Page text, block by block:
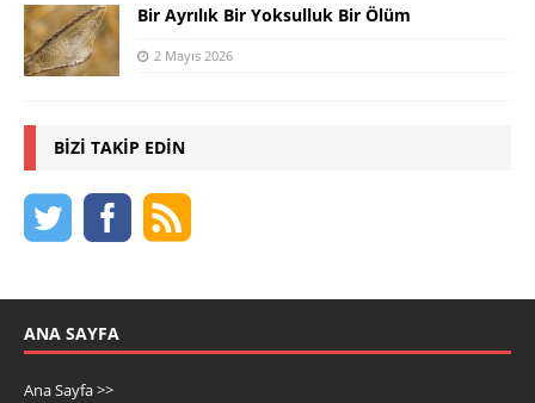
Bir Ayrılık Bir Yoksulluk Bir Ölüm
2 Mayıs 2026
BIZI TAKIP EDIN
ANA SAYFA
Ana Sayfa >>